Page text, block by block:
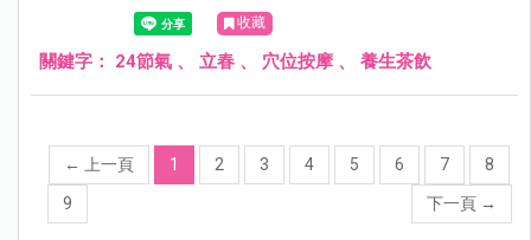
收藏
關鍵字： 24節氣 、 立春 、 穴位按摩 、 養生茶飲
← 上一頁 1 2 3 4 5 6 7 8
9 下一頁 →